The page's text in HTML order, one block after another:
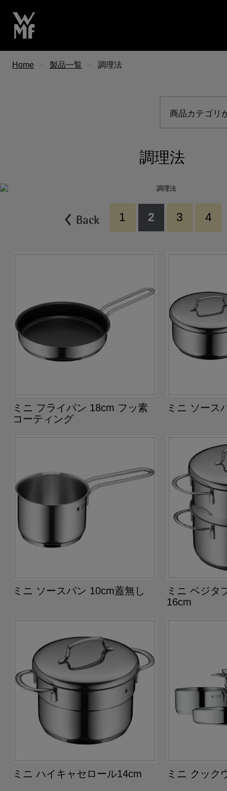
Home 製品一覧 調理法
商品カテゴリ
調理法
1 2 3 4
ミニ フライパン 18cm フッ素
コーティング
ミニ ソース
ミニ ソースパン 10cm蓋無し
ミニ ベジタ
16cm
ミニ ハイキャセロール14cm ミニ クック